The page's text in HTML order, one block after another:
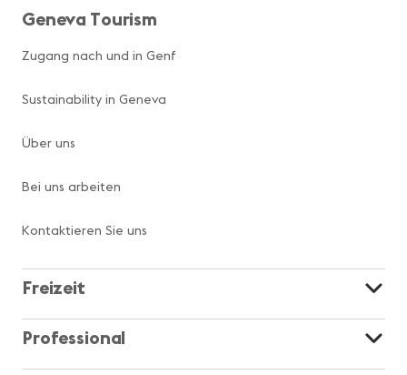
Geneva Tourism
Zugang nach und in Genf
Sustainability in Geneva
Über uns
Bei uns arbeiten
Kontaktieren Sie uns
Freizeit
Professional